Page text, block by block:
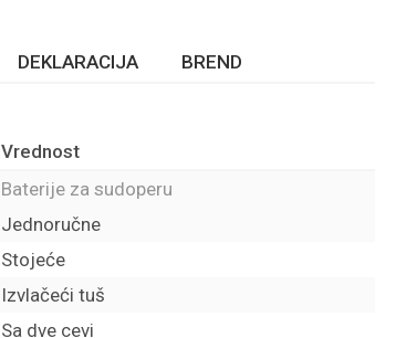
DEKLARACIJA BREND
Vrednost
Baterije za sudoperu
Jednoručne
Stojeće
Izvlačeći tuš
Sa dve cevi